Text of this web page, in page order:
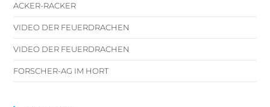
ACKER-RACKER
VIDEO DER FEUERDRACHEN
VIDEO DER FEUERDRACHEN
FORSCHER-AG IM HORT